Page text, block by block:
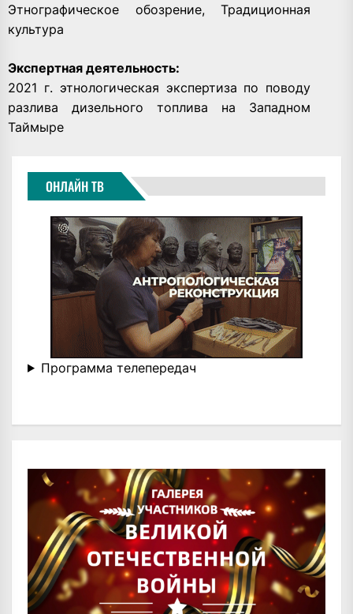
Этнографическое обозрение, Традиционная
культура
Экспертная деятельность:
2021 г. этнологическая экспертиза по поводу
разлива дизельного топлива на Западном
Таймыре
ОНЛАЙН ТВ
Программа телепередач